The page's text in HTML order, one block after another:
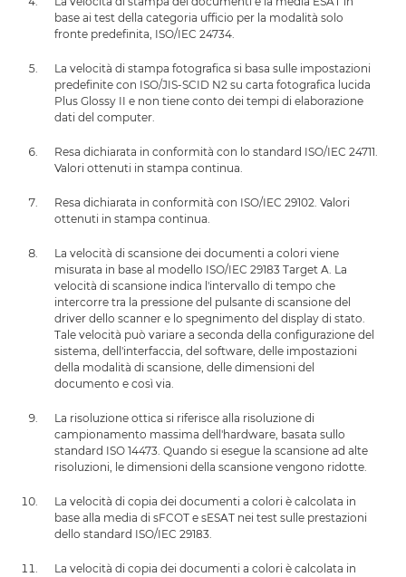
base ai test della categoria ufficio per la modalità solo
fronte predefinita, ISO/IEC 24734.
La velocità di stampa fotografica si basa sulle impostazioni
predefinite con ISO/JIS-SCID N2 su carta fotografica lucida
Plus Glossy II e non tiene conto dei tempi di elaborazione
dati del computer.
Resa dichiarata in conformità con lo standard ISO/IEC 24711.
Valori ottenuti in stampa continua.
Resa dichiarata in conformità con ISO/IEC 29102. Valori
ottenuti in stampa continua.
La velocità di scansione dei documenti a colori viene
misurata in base al modello ISO/IEC 29183 Target A. La
velocità di scansione indica l'intervallo di tempo che
intercorre tra la pressione del pulsante di scansione del
driver dello scanner e lo spegnimento del display di stato.
Tale velocità può variare a seconda della configurazione del
sistema, dell'interfaccia, del software, delle impostazioni
della modalità di scansione, delle dimensioni del
documento e così via.
La risoluzione ottica si riferisce alla risoluzione di
campionamento massima dell'hardware, basata sullo
standard ISO 14473. Quando si esegue la scansione ad alte
risoluzioni, le dimensioni della scansione vengono ridotte.
La velocità di copia dei documenti a colori è calcolata in
base alla media di sFCOT e sESAT nei test sulle prestazioni
dello standard ISO/IEC 29183.
La velocità di copia dei documenti a colori è calcolata in